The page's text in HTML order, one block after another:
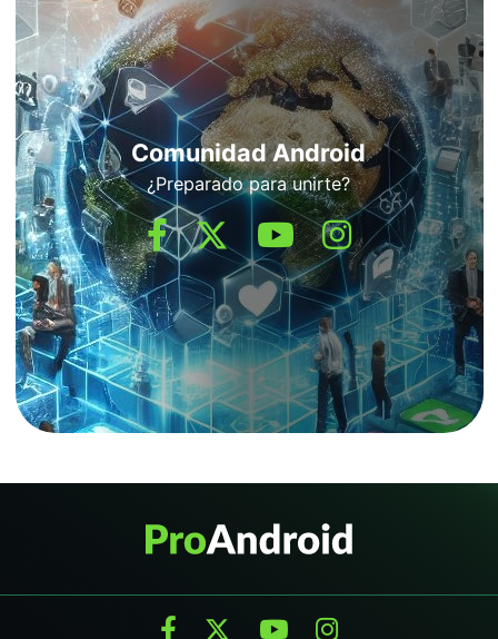
Comunidad Android
¿Preparado para unirte?